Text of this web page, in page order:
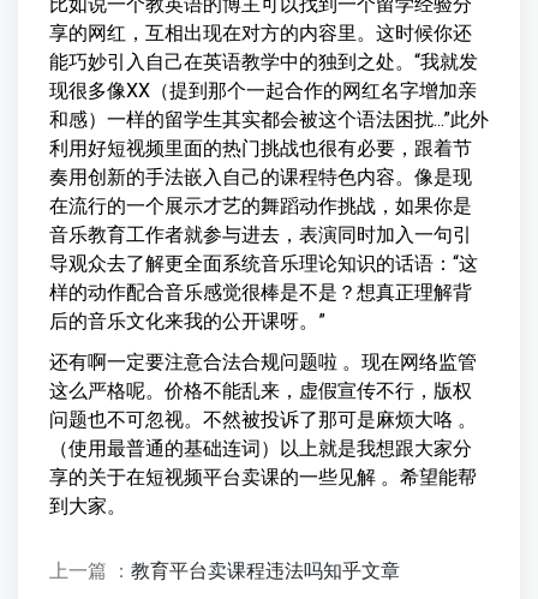
享的网红，互相出现在对方的内容里。这时候你还
能巧妙引入自己在英语教学中的独到之处。“我就发
现很多像XX（提到那个一起合作的网红名字增加亲
和感）一样的留学生其实都会被这个语法困扰...”此外
利用好短视频里面的热门挑战也很有必要，跟着节
奏用创新的手法嵌入自己的课程特色内容。像是现
在流行的一个展示才艺的舞蹈动作挑战，如果你是
音乐教育工作者就参与进去，表演同时加入一句引
导观众去了解更全面系统音乐理论知识的话语：“这
样的动作配合音乐感觉很棒是不是？想真正理解背
后的音乐文化来我的公开课呀。”
还有啊一定要注意合法合规问题啦 。现在网络监管
这么严格呢。价格不能乱来，虚假宣传不行，版权
问题也不可忽视。不然被投诉了那可是麻烦大咯 。
（使用最普通的基础连词）以上就是我想跟大家分
享的关于在短视频平台卖课的一些见解 。希望能帮
到大家。
上一篇 ： 教育平台卖课程违法吗知乎文章